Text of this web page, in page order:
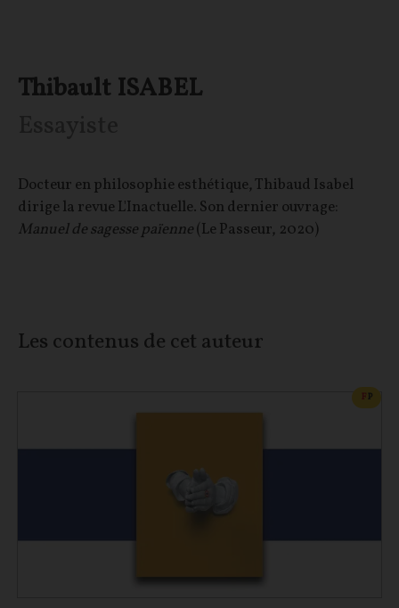
Thibault ISABEL
Docteur en philosophie esthétique, Thibaud Isabel
dirige la revue L'Inactuelle. Son dernier ouvrage:
Manuel de sagesse païenne(Le Passeur, 2020)
Les contenus de cet auteur
FP